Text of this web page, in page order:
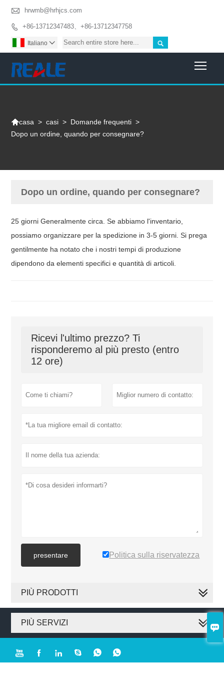

 hrwmb@hrhjcs.com
 +86-13712347483、+86-13712347758

Italiano 
casa > casi > Domande frequenti >
Dopo un ordine, quando per consegnare?
Dopo un ordine, quando per consegnare?
25 giorni Generalmente circa. Se abbiamo l'inventario,
possiamo organizzare per la spedizione in 3-5 giorni. Si prega
gentilmente ha notato che i nostri tempi di produzione
dipendono da elementi specifici e quantità di articoli.
Ricevi l'ultimo prezzo? Ti
risponderemo al più presto (entro
12 ore)
presentare Politica sulla riservatezza
PIÙ PRODOTTI
PIÙ SERVIZI
     